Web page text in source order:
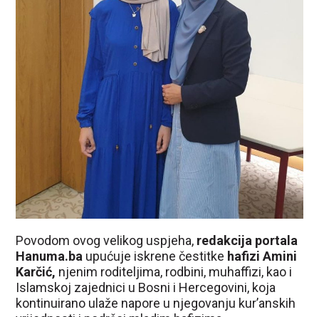
Povodom ovog velikog uspjeha, redakcija portala
Hanuma.ba upućuje iskrene čestitke hafizi Amini
Karčić, njenim roditeljima, rodbini, muhaffizi, kao i
Islamskoj zajednici u Bosni i Hercegovini, koja
kontinuirano ulaže napore u njegovanju kur’anskih